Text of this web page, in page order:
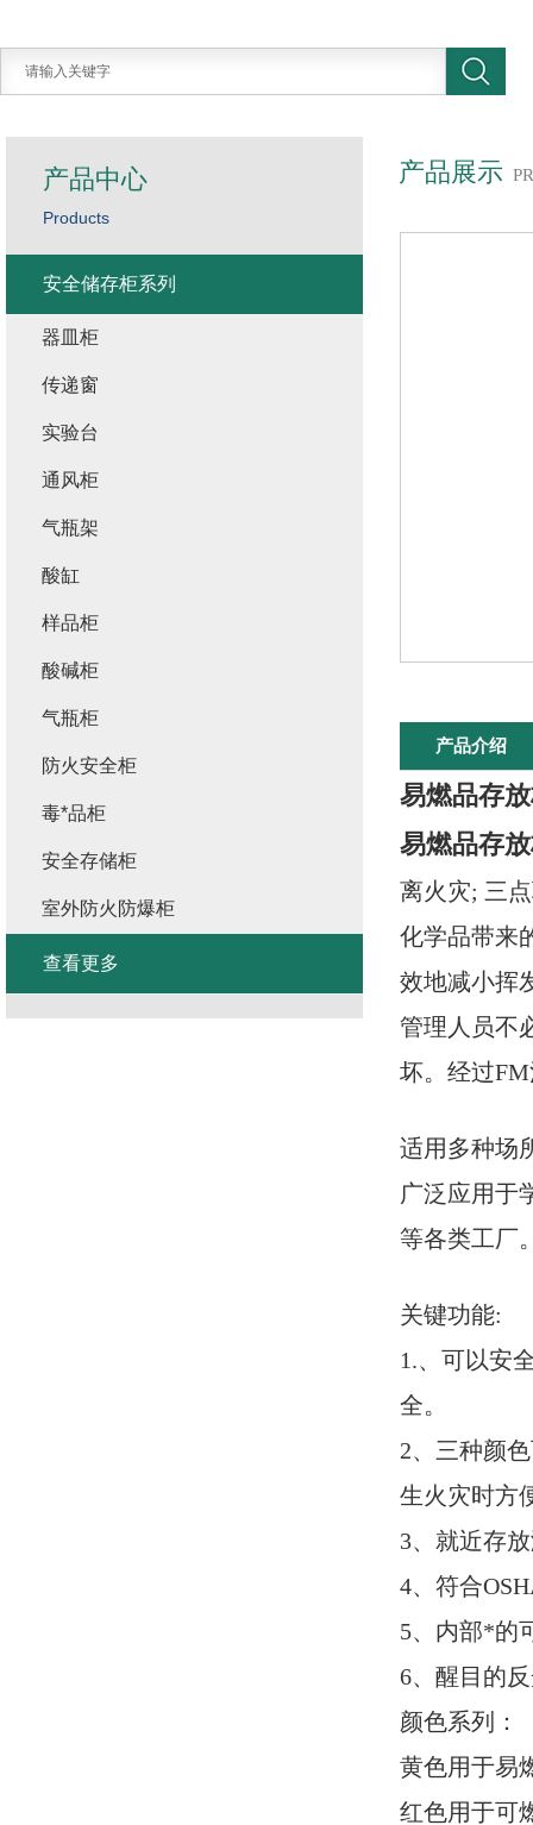
产品展示
产品介绍
易燃品存
易燃品存
离火灾; 三
化学品带来
效地减小挥
管理人员不
坏。经过
适用多种场
广泛应用于
等各类工厂
关键功能:
1.、可以安
全。
2、三种颜
生火灾时方
3、就近存
4、符合
5、内部*的
6、醒目的
颜色系列：
黄色用于易
红色用于可
产品中心
Products
安全储存柜系列
器皿柜
传递窗
实验台
通风柜
气瓶架
酸缸
样品柜
酸碱柜
气瓶柜
防火安全柜
毒*品柜
安全存储柜
室外防火防爆柜
查看更多